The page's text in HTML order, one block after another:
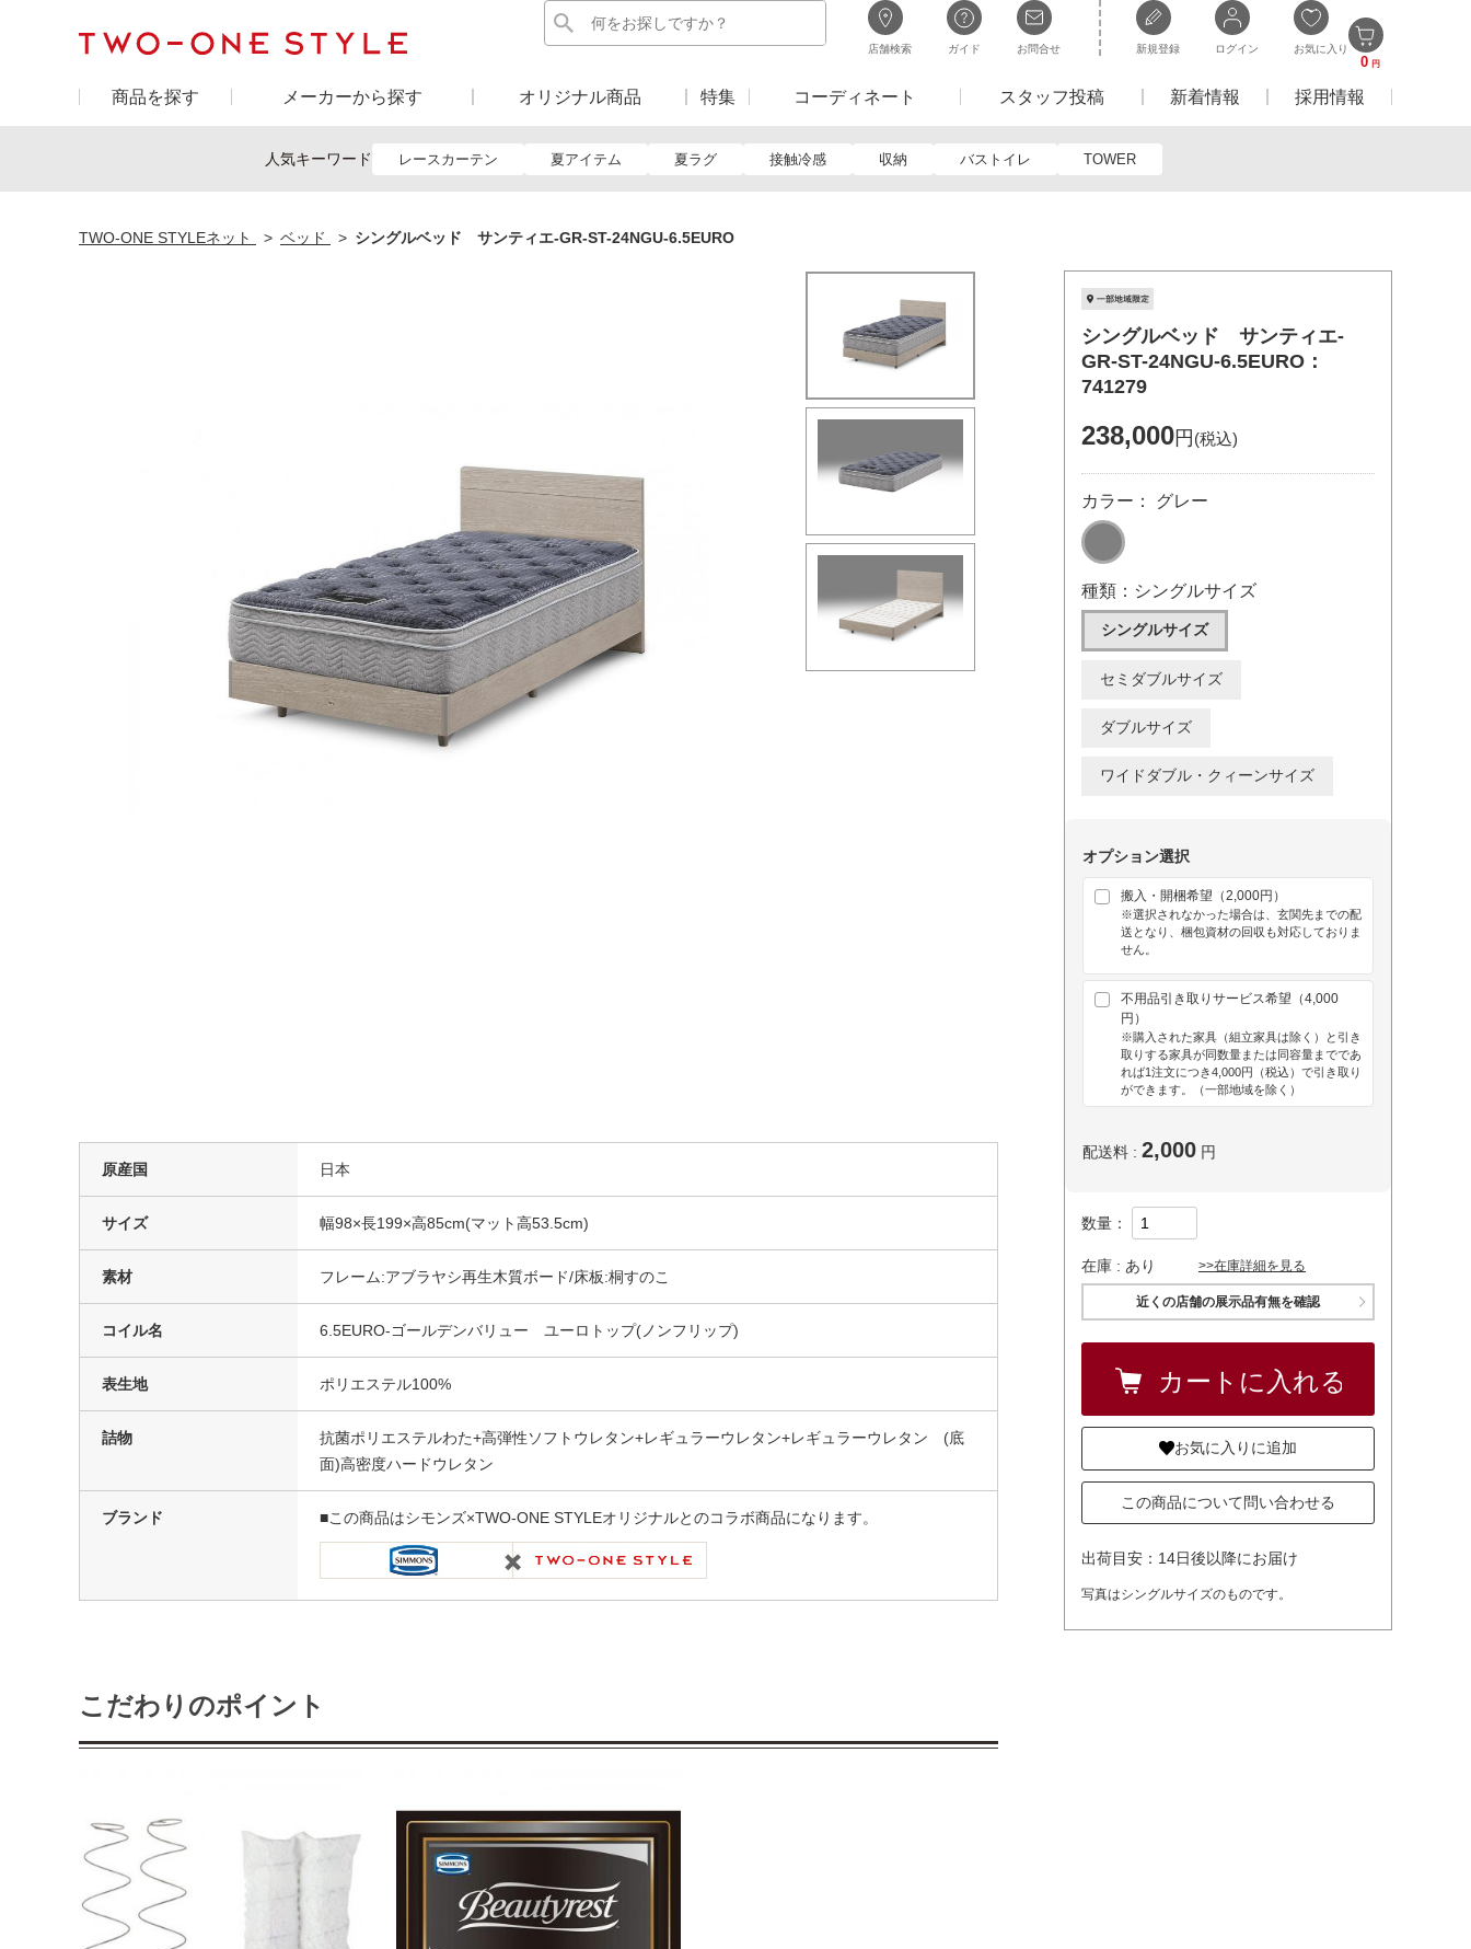
店舗検索 ガイド お問合せ 新規登録 ログイン お気に入り
0 円
商品を探す メーカーから探す オリジナル商品 特集 コーディネート スタッフ投稿 新着情報 採用情報
人気キーワード レースカーテン 夏アイテム 夏ラグ 接触冷感 収納 バストイレ TOWER
シングルベッド サンティエ-
GR-ST-24NGU-6.5EURO：
741279
238,000円 (税込)
カラー： グレー
種類：シングルサイズ
シングルサイズ
セミダブルサイズ
ダブルサイズ
ワイドダブル・クィーンサイズ
オプション選択
搬入・開梱希望（2,000円）
※選択されなかった場合は、玄関先までの配
送となり、梱包資材の回収も対応しておりま
せん。
不用品引き取りサービス希望（4,000
円）
※購入された家具（組立家具は除く）と引き
取りする家具が同数量または同容量までであ
れば1注文につき4,000円（税込）で引き取り
ができます。（一部地域を除く）
配送料 : 2,000 円
数量：
在庫 : あり >>在庫詳細を見る
近くの店舗の展示品有無を確認
お気に入りに追加
この商品について問い合わせる
出荷目安：14日後以降にお届け
写真はシングルサイズのものです。
TWO-ONE STYLEネット ベッド シングルベッド サンティエ-GR-ST-24NGU-6.5EURO
原産国 日本
サイズ 幅98×長199×高85cm(マット高53.5cm)
素材 フレーム:アブラヤシ再生木質ボード/床板:桐すのこ
コイル名 6.5EURO-ゴールデンバリュー ユーロトップ(ノンフリップ)
表生地 ポリエステル100%
詰物
抗菌ポリエステルわた+高弾性ソフトウレタン+レギュラーウレタン+レギュラーウレタン (底
面)高密度ハードウレタン
ブランド ■この商品はシモンズ×TWO-ONE STYLEオリジナルとのコラボ商品になります。
こだわりのポイント